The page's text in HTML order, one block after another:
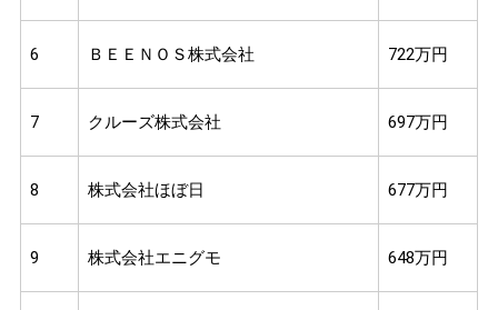
6 ＢＥＥＮＯＳ株式会社 722万円
7 クルーズ株式会社 697万円
8 株式会社ほぼ日 677万円
9 株式会社エニグモ 648万円